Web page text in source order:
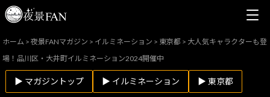
ホーム >夜景FANマガジン > イルミネーション > 東京都 > 大人気キャラクターも登
場！品川区・大井町イルミネーション2024開催中
▶ マガジントップ ▶ イルミネーション ▶ 東京都